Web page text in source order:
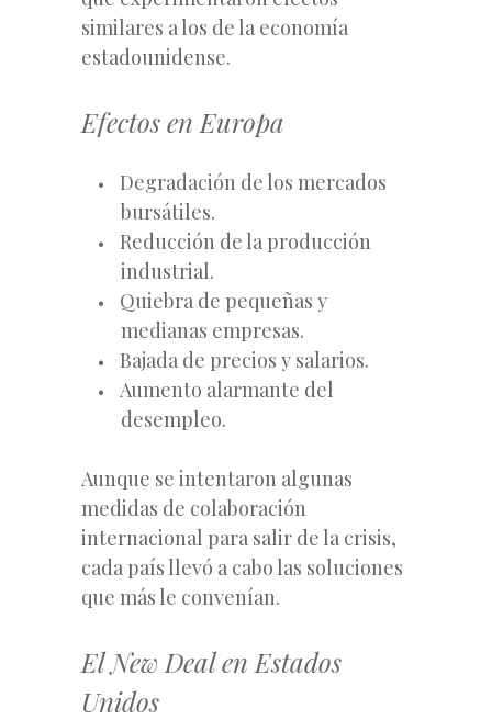
similares a los de la economía
estadounidense.
Efectos en Europa
Degradación de los mercados
bursátiles.
Reducción de la producción
industrial.
Quiebra de pequeñas y
medianas empresas.
Bajada de precios y salarios.
Aumento alarmante del
desempleo.
Aunque se intentaron algunas
medidas de colaboración
internacional para salir de la crisis,
cada país llevó a cabo las soluciones
que más le convenían.
El New Deal en Estados
Unidos